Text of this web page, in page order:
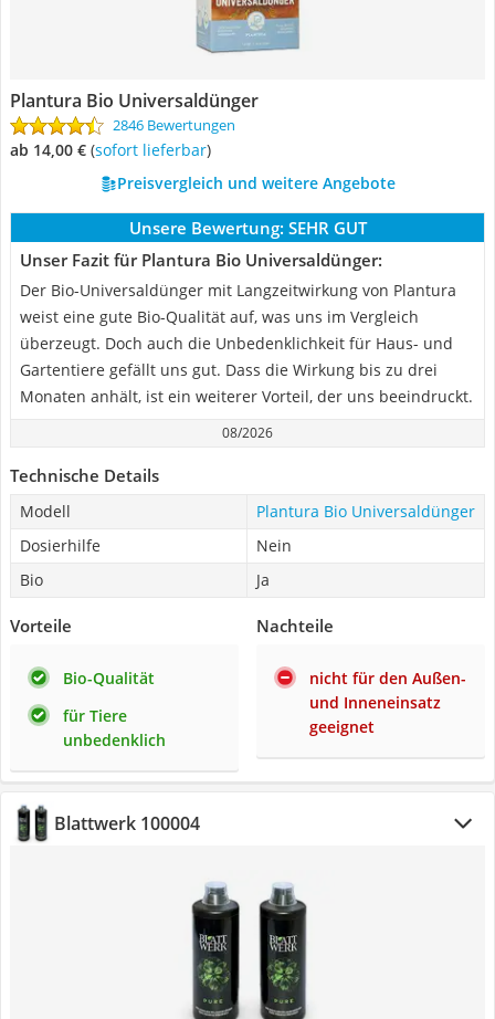
Plantura Bio Universaldünger
2846 Bewertungen
ab 14,00 € ( Sofort lieferbar)
Preisvergleich und weitere Angebote
Unsere Bewertung: SEHR GUT
Unser Fazit für Plantura Bio Universaldünger:
Der Bio-Universaldünger mit Langzeitwirkung von Plantura
weist eine gute Bio-Qualität auf, was uns im Vergleich
überzeugt. Doch auch die Unbedenklichkeit für Haus- und
Gartentiere gefällt uns gut. Dass die Wirkung bis zu drei
Monaten anhält, ist ein weiterer Vorteil, der uns beeindruckt.
08/2026
Technische Details
Modell
Plantura Bio Universaldünger
Dosierhilfe
Nein
Bio
Ja
Vorteile
Bio-Qualität
für Tiere
unbedenklich
Nachteile
nicht für den Außen-
und Inneneinsatz
geeignet
Blattwerk 100004